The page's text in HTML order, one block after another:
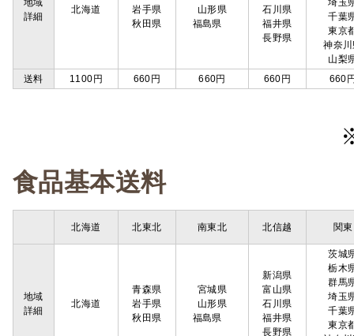
地域
詳細
北海道
岩手県
秋田県
山形県
福島県
石川県
福井県
長野県
埼玉
千葉
東京
神奈
山梨
送料
1100円 660円 660円 660円 660
食品基本送料
北海道 北東北 南東北 北信越 関東
地域
詳細
北海道
青森県
岩手県
秋田県
宮城県
山形県
福島県
新潟県
富山県
石川県
福井県
長野県
茨城
栃木
群馬
埼玉
千葉
東京